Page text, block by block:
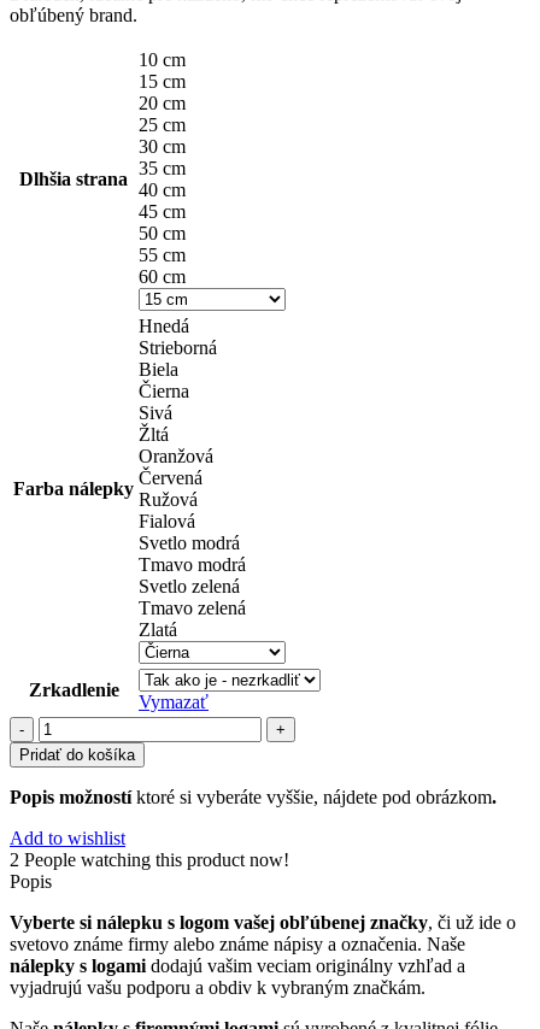
obľúbený brand.
Dlhšia strana
10 cm
15 cm
20 cm
25 cm
30 cm
35 cm
40 cm
45 cm
50 cm
55 cm
60 cm
Farba nálepky
Hnedá
Strieborná
Biela
Čierna
Sivá
Žltá
Oranžová
Červená
Ružová
Fialová
Svetlo modrá
Tmavo modrá
Svetlo zelená
Tmavo zelená
Zlatá
Zrkadlenie
Vymazať
množstvo
reklamné
nápisy
(33)
Pridať do košíka
Popis možnostíktoré si vyberáte vyššie, nájdete pod obrázkom.
Add to wishlist
2 People watching this product now!
Popis
Vyberte si nálepku s logom vašej obľúbenej značky, či už ide o
svetovo známe firmy alebo známe nápisy a označenia. Naše
nálepky s logami dodajú vašim veciam originálny vzhľad a
vyjadrujú vašu podporu a obdiv k vybraným značkám.